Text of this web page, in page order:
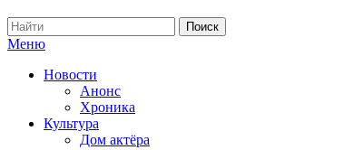
Меню
Новости
Анонс
Хроника
Культура
Дом актёра